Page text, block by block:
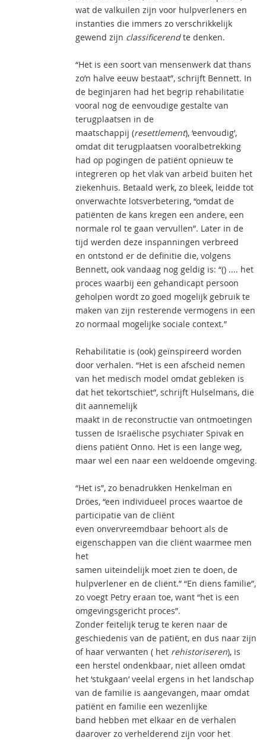
wat de valkuilen zijn voor hulpverleners en
instanties die immers zo verschrikkelijk
gewend zijn classificerendte denken.
“Het is een soort van mensenwerk dat thans
zo’n halve eeuw bestaat”, schrijft Bennett. In
de beginjaren had het begrip rehabilitatie
vooral nog de eenvoudige gestalte van
terugplaatsen in de
maatschappij (resettlement), ‘eenvoudig’,
omdat dit terugplaatsen vooralbetrekking
had op pogingen de patiënt opnieuw te
integreren op het vlak van arbeid buiten het
ziekenhuis. Betaald werk, zo bleek, leidde tot
onverwachte lotsverbetering, “omdat de
patiënten de kans kregen een andere, een
normale rol te gaan vervullen”. Later in de
tijd werden deze inspanningen verbreed
en ontstond er de definitie die, volgens
Bennett, ook vandaag nog geldig is: “() .... het
proces waarbij een gehandicapt persoon
geholpen wordt zo goed mogelijk gebruik te
maken van zijn resterende vermogens in een
zo normaal mogelijke sociale context.”
Rehabilitatie is (ook) geïnspireerd worden
door verhalen. “Het is een afscheid nemen
van het medisch model omdat gebleken is
dat het tekortschiet”, schrijft Hulselmans, die
dit aannemelijk
maakt in de reconstructie van ontmoetingen
tussen de Israëlische psychiater Spivak en
diens patiënt Onno. Het is een lange weg,
maar wel een naar een weldoende omgeving.
“Het is”, zo benadrukken Henkelman en
Dröes, “een individueel proces waartoe de
participatie van de cliënt
even onvervreemdbaar behoort als de
eigenschappen van die cliënt waarmee men
het
samen uiteindelijk moet zien te doen, de
hulpverlener en de cliënt.” “En diens familie”,
zo voegt Petry eraan toe, want “het is een
omgevingsgericht proces”.
Zonder feitelijk terug te keren naar de
geschiedenis van de patiënt, en dus naar zijn
of haar verwanten ( het rehistoriseren), is
een herstel ondenkbaar, niet alleen omdat
het ‘stukgaan’ veelal ergens in het landschap
van de familie is aangevangen, maar omdat
patiënt en familie een wezenlijke
band hebben met elkaar en de verhalen
daarover zo verhelderend zijn voor het